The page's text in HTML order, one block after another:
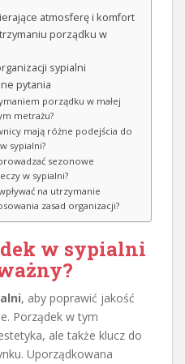
atmosferę i komfort
porządku w
sypialni
pytania
porządku w małej
metrażu?
mają różne podejścia do
sypialni?
sezonowe
w sypialni?
na utrzymanie
zasad organizacji?
w sypialni
, aby poprawić jakość
Porządek w tym
ale także klucz do
Uporządkowana